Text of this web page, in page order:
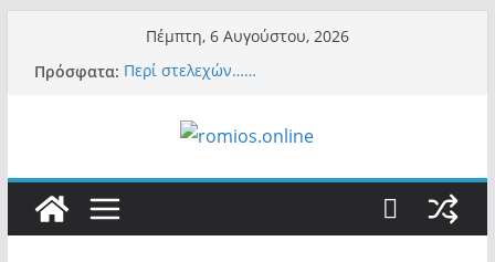
περιεχόμενο
Πέμπτη, 6 Αυγούστου, 2026
Πρόσφατα: Περί στελεχών……
είναι το Κίνημα της Μ.Καρυστιανού και όχι
το διεφθαρμένο σύστημα εξουσίας»
Κασιδιάρη – Οι ένοικοι του Μαξίμου σε
πανικό, πατριωτικό τσουνάμι σαρώνει την